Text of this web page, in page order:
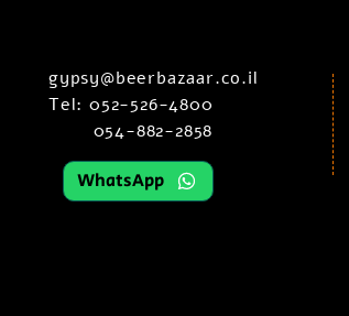
gypsy@beerbazaar.co.il
Tel: 052-526-4800
054-882-2858
WhatsApp